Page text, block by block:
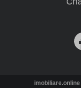
imobiliare.online